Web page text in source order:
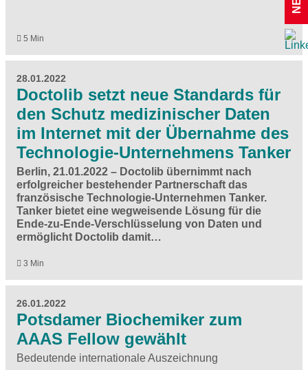
5 Min
28.01.2022
Doctolib setzt neue Standards für
den Schutz medizinischer Daten
im Internet mit der Übernahme des
Technologie-Unternehmens Tanker
Berlin, 21.01.2022 – Doctolib übernimmt nach
erfolgreicher bestehender Partnerschaft das
französische Technologie-Unternehmen Tanker.
Tanker bietet eine wegweisende Lösung für die
Ende-zu-Ende-Verschlüsselung von Daten und
ermöglicht Doctolib damit…
3 Min
26.01.2022
Potsdamer Biochemiker zum
AAAS Fellow gewählt
Bedeutende internationale Auszeichnung